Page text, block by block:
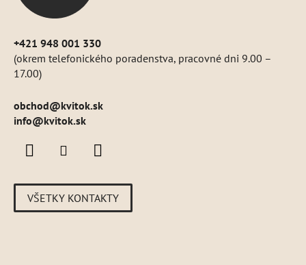
+421 948 001 330
(okrem telefonického poradenstva, pracovné dni 9.00 –
17.00)
obchod@kvitok.sk
info@kvitok.sk
VŠETKY KONTAKTY